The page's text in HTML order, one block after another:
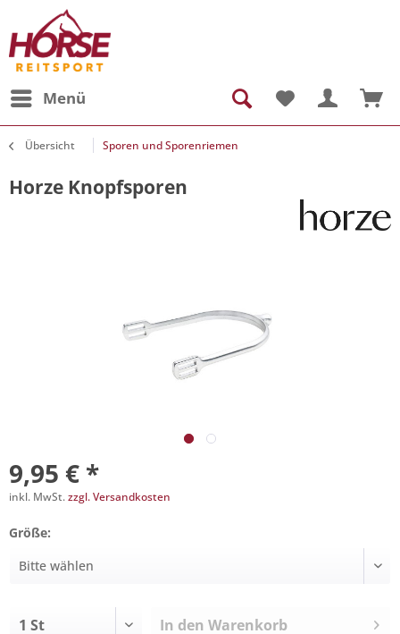
Menü
Übersicht Sporen und Sporenriemen
Horze Knopfsporen
9,95 € *
inkl. MwSt.zzgl. Versandkosten
Größe:
In den Warenkorb